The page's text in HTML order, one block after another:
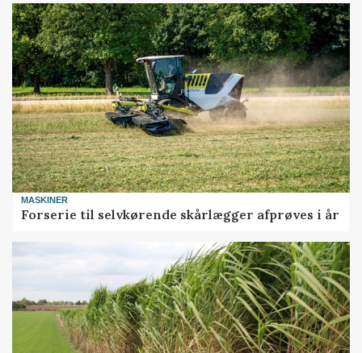
MASKINER
Forserie til selvkørende skårlægger afprøves i år